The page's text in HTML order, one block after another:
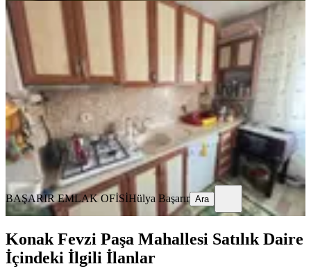
YENİ
Betonyol Cadde Üzeri Çift Cepheli
Dogalgazlı Metro Yakını
Konak, Kılıç Reis Mahallesi
2+1·90 m²·4. Kat·06.08.2026
2.790.000 ₺
BAŞARIR EMLAK OFİSİHülya Başarır
BAŞARIR EMLAK OFİSİHülya Başarır Ara
Konak Fevzi Paşa Mahallesi Satılık Daire
İçindeki İlgili İlanlar